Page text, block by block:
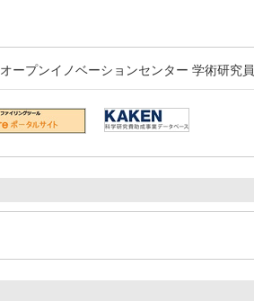
ープンイノベーションセンター 学術研究員